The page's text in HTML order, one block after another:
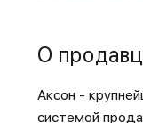
О
Аксон -
системой